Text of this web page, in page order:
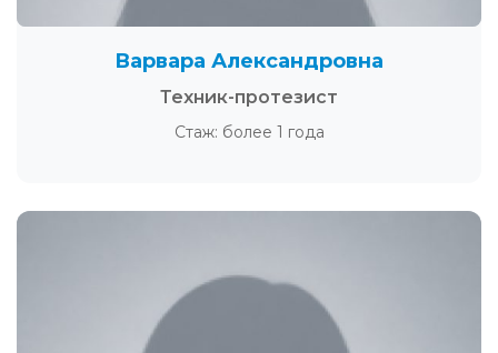
Варвара Александровна
Техник-протезист
Стаж: более 1 года